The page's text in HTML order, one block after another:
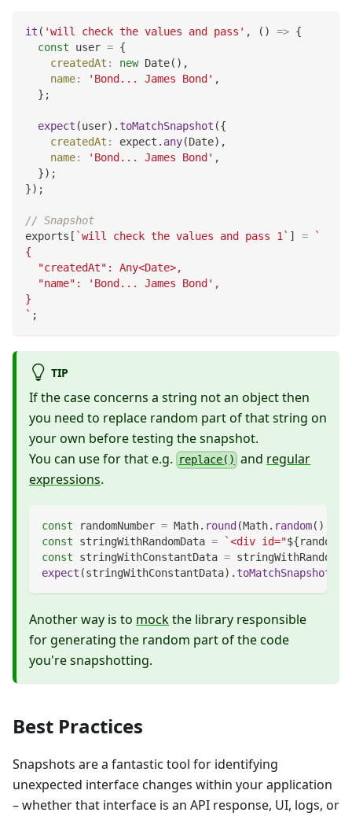
it ( 'will check the values and pass' , ( ) => {
const user = {
createdAt : new Date( ) ,
name: 'Bond... James Bond' ,
} ;
expect (user) . toMatchSnapshot ({
createdAt : expect . any(Date) ,
name: 'Bond... James Bond' ,
}) ;
}) ;
// Snapshot
exports [ `will check the values and pass 1 ` ] =
`
{
  "createdAt": Any<Date>,
  "name": 'Bond... James Bond',
}
` ;
TIP
If the case concerns a string not an object then
you need to replace random part of that string on
your own before testing the snapshot.
You can use for that e.g.
replace() and regular
expressions.
const randomNumber = Math. round (Math. random( )
const stringWithRandomData = `<div id="${
const stringWithConstantData =
expect (stringWithConstantData) . toMatchSnapshot
Another way is to mockthe library responsible
for generating the random part of the code
you're snapshotting.
Best Practices
Snapshots are a fantastic tool for identifying
unexpected interface changes within your application
– whether that interface is an API response, UI, logs, or